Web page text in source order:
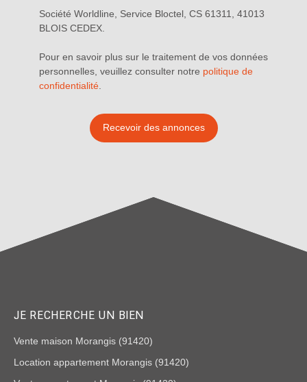
Société Worldline, Service Bloctel, CS 61311, 41013
BLOIS CEDEX.
Pour en savoir plus sur le traitement de vos données
personnelles, veuillez consulter notre politique de
confidentialité
Recevoir des annonces
JE RECHERCHE UN BIEN
Vente maison Morangis (91420)
Location appartement Morangis (91420)